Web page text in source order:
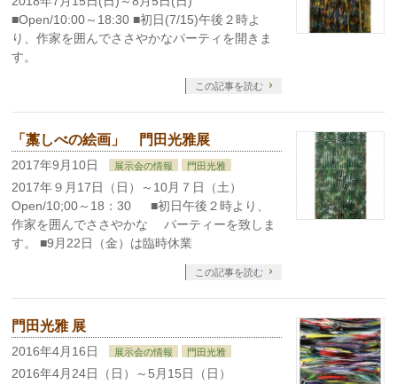
■Open/10:00～18:30 ■初日(7/15)午後２時よ
り、作家を囲んでささやかなパーティを開きま
す。
この記事を読む
「藁しべの絵画」 門田光雅展
2017年9月10日 展示会の情報 門田光雅
2017年９月17日（日）～10月７日（土）
Open/10;00～18：30 ■初日午後２時より、
作家を囲んでささやかな パーティーを致しま
す。 ■9月22日（金）は臨時休業
この記事を読む
門田光雅 展
2016年4月16日 展示会の情報 門田光雅
2016年4月24日（日）～5月15日（日）